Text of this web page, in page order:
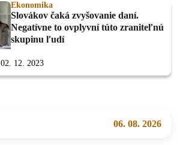
Ekonomika
Slovákov čaká zvyšovanie daní.
Negatívne to ovplyvní túto zraniteľnú
skupinu ľudí
02. 12. 2023
06. 08. 2026